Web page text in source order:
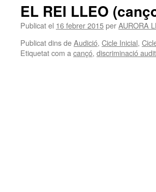
EL REI LLEO
Publicat el 16 febrer 2015perAURORA
Publicat dins deAudició, Cicle Inicial,
Etiquetat com a cançó, discriminació